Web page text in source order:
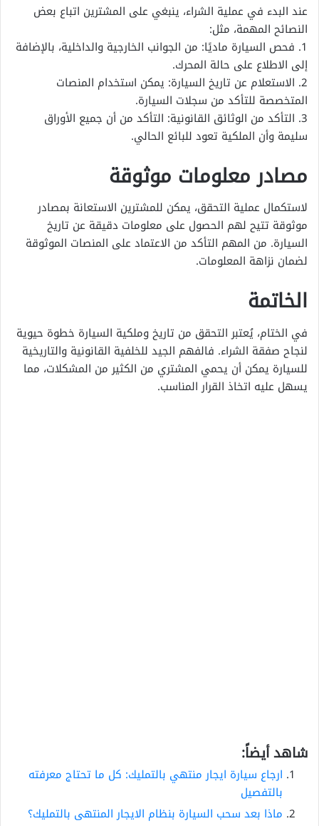
عند البدء في عملية الشراء، ينبغي على المشترين اتباع بعض
النصائح المهمة، مثل:
1. فحص السيارة ماديًا: من الجوانب الخارجية والداخلية، بالإضافة
إلى الاطلاع على حالة المحرك.
2. الاستعلام عن تاريخ السيارة: يمكن استخدام المنصات
المتخصصة للتأكد من سجلات السيارة.
3. التأكد من الوثائق القانونية: التأكد من أن جميع الأوراق
سليمة وأن الملكية تعود للبائع الحالي.
مصادر معلومات موثوقة
لاستكمال عملية التحقق، يمكن للمشترين الاستعانة بمصادر
موثوقة تتيح لهم الحصول على معلومات دقيقة عن تاريخ
السيارة. من المهم التأكد من الاعتماد على المنصات الموثوقة
لضمان نزاهة المعلومات.
الخاتمة
في الختام، يُعتبر التحقق من تاريخ وملكية السيارة خطوة حيوية
لنجاح صفقة الشراء. فالفهم الجيد للخلفية القانونية والتاريخية
للسيارة يمكن أن يحمي المشتري من الكثير من المشكلات، مما
يسهل عليه اتخاذ القرار المناسب.
شاهد أيضاً:
ارجاع سيارة ايجار منتهي بالتمليك: كل ما تحتاج معرفته
بالتفصيل
ماذا بعد سحب السيارة بنظام الايجار المنتهى بالتمليك؟